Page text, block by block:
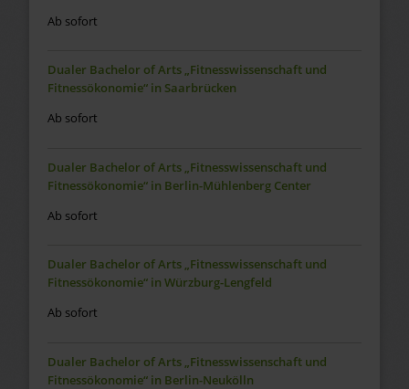
Ab sofort
Dualer Bachelor of Arts „Fitnesswissenschaft und
Fitnessökonomie“ in Saarbrücken
Ab sofort
Dualer Bachelor of Arts „Fitnesswissenschaft und
Fitnessökonomie“ in Berlin-Mühlenberg Center
Ab sofort
Dualer Bachelor of Arts „Fitnesswissenschaft und
Fitnessökonomie“ in Würzburg-Lengfeld
Ab sofort
Dualer Bachelor of Arts „Fitnesswissenschaft und
Fitnessökonomie“ in Berlin-Neukölln